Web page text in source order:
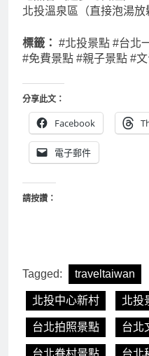
地熱谷（超夢幻白煙）
標籤：#北投景點 #台北
分享此文：
Facebook
電子郵件
traveltaiwan
北投中心新村 北投
台北拍照景點 台北